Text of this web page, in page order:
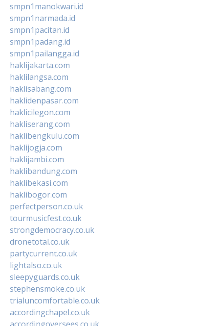
smpn1manokwari.id
smpn1narmada.id
smpn1pacitan.id
smpn1padang.id
smpn1pailangga.id
haklijakarta.com
haklilangsa.com
haklisabang.com
haklidenpasar.com
haklicilegon.com
hakliserang.com
haklibengkulu.com
haklijogja.com
haklijambi.com
haklibandung.com
haklibekasi.com
haklibogor.com
perfectperson.co.uk
tourmusicfest.co.uk
strongdemocracy.co.uk
dronetotal.co.uk
partycurrent.co.uk
lightalso.co.uk
sleepyguards.co.uk
stephensmoke.co.uk
trialuncomfortable.co.uk
accordingchapel.co.uk
accordingoversees.co.uk